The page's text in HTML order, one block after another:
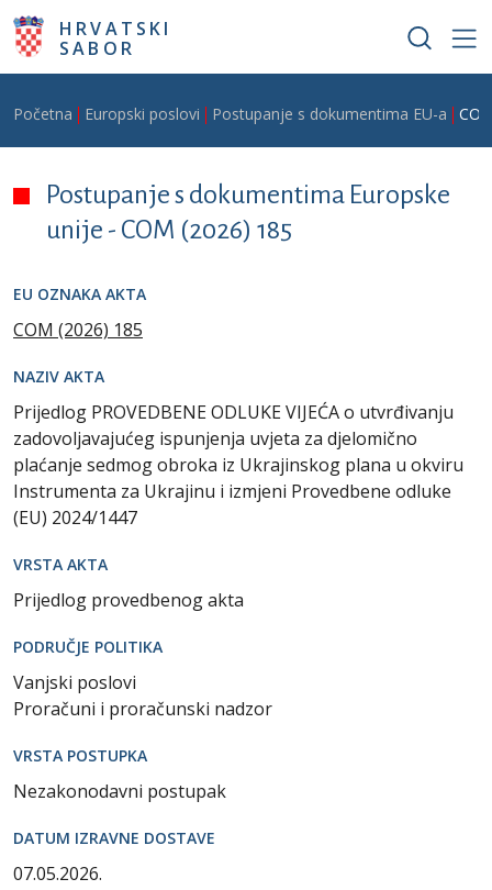
Skoči na glavni sadržaj
HRVATSKI
SABOR
Breadcrumb
Početna Europski poslovi Postupanje s dokumentima EU-a
Postupanje s dokumentima Europske
unije - COM (2026) 185
EU OZNAKA AKTA
COM (2026) 185
NAZIV AKTA
Prijedlog PROVEDBENE ODLUKE VIJEĆA o utvrđivanju
zadovoljavajućeg ispunjenja uvjeta za djelomično
plaćanje sedmog obroka iz Ukrajinskog plana u okviru
Instrumenta za Ukrajinu i izmjeni Provedbene odluke
(EU) 2024/1447
VRSTA AKTA
Prijedlog provedbenog akta
PODRUČJE POLITIKA
Vanjski poslovi
Proračuni i proračunski nadzor
VRSTA POSTUPKA
Nezakonodavni postupak
DATUM IZRAVNE DOSTAVE
07.05.2026.